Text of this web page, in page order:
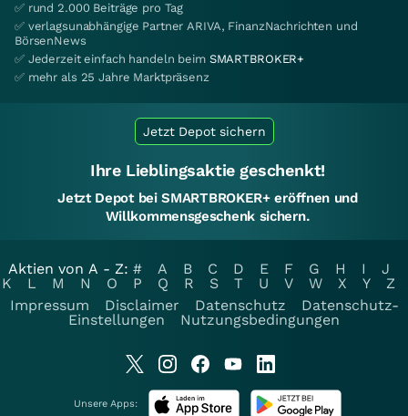
✅ rund 2.000 Beiträge pro Tag
✅ verlagsunabhängige Partner ARIVA, FinanzNachrichten und
BörsenNews
✅ Jederzeit einfach handeln beim SMARTBROKER+
✅ mehr als 25 Jahre Marktpräsenz
Jetzt Depot sichern
Ihre Lieblingsaktie geschenkt!
Jetzt Depot bei SMARTBROKER+ eröffnen und
Willkommensgeschenk sichern.
Aktien von A - Z: # A B C D E F G H I
J
K
L M N O P Q R S T U V W X Y
Z
Impressum
Disclaimer Datenschutz
Datenschutz-
Einstellungen
Nutzungsbedingungen
Unsere Apps: